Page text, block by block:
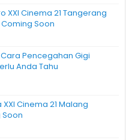
XXI Cinema 21 Tangerang
Soon
Pencegahan Gigi
Anda Tahu
Cinema 21 Malang